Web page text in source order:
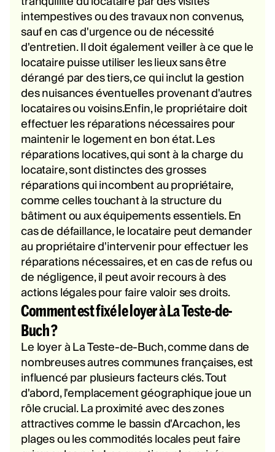
intempestives ou des travaux non convenus,
sauf en cas d'urgence ou de nécessité
d'entretien. Il doit également veiller à ce que le
locataire puisse utiliser les lieux sans être
dérangé par des tiers, ce qui inclut la gestion
des nuisances éventuelles provenant d'autres
locataires ou voisins.Enfin, le propriétaire doit
effectuer les réparations nécessaires pour
maintenir le logement en bon état. Les
réparations locatives, qui sont à la charge du
locataire, sont distinctes des grosses
réparations qui incombent au propriétaire,
comme celles touchant à la structure du
bâtiment ou aux équipements essentiels. En
cas de défaillance, le locataire peut demander
au propriétaire d'intervenir pour effectuer les
réparations nécessaires, et en cas de refus ou
de négligence, il peut avoir recours à des
actions légales pour faire valoir ses droits.
Comment est fixé le loyer à La Teste-de-
Buch ?
Le loyer à La Teste-de-Buch, comme dans de
nombreuses autres communes françaises, est
influencé par plusieurs facteurs clés. Tout
d'abord, l'emplacement géographique joue un
rôle crucial. La proximité avec des zones
attractives comme le bassin d'Arcachon, les
plages ou les commodités locales peut faire